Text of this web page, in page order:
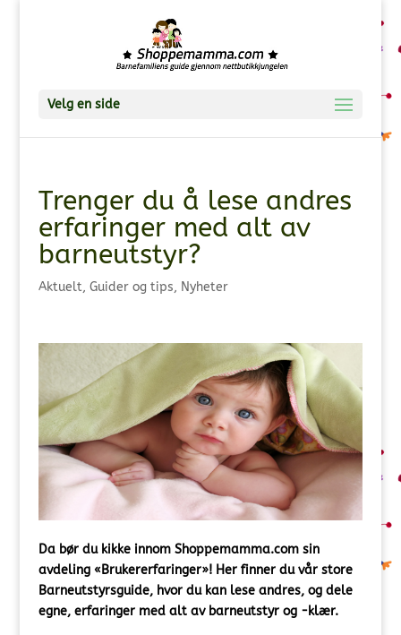
Velg en side
Trenger du å lese andres
erfaringer med alt av
barneutstyr?
Aktuelt, Guider og tips, Nyheter
Da bør du kikke innomShoppemamma.com sin
avdeling «Brukererfaringer»! Her finner du vår store
Barneutstyrsguide, hvor du kan lese andres, og dele
egne, erfaringer med alt av barneutstyr og -klær.